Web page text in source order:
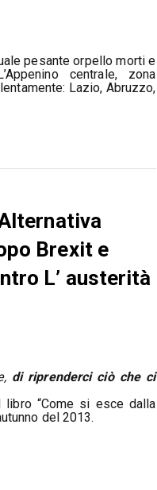
pesante orpello morti e
centrale, zona
Lazio, Abruzzo,
Brexit e
L’ austerità
di riprenderci ciò che ci
libro “Come si esce dalla
del 2013.